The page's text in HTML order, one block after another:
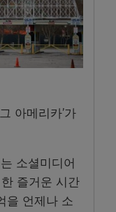
아메리카’가
소셜미디어
즐거운 시간
을 언제나 소